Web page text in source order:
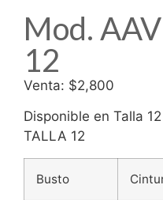
Mod.
12
Venta: $2,800
Disponible en Talla 12
TALLA 12
Busto